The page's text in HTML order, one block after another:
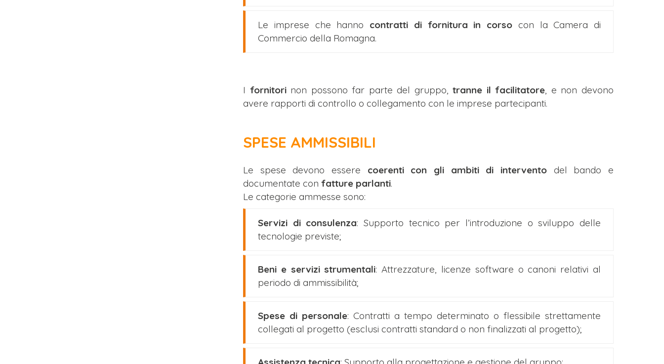
Le imprese che hanno contratti di fornitura in corso con la Camera di
Commercio della Romagna.
I fornitori non possono far parte del gruppo,tranne il facilitatore, e non devono
avere rapporti di controllo o collegamento con le imprese partecipanti.
SPESE AMMISSIBILI
Le spese devono essere coerenti con gli ambiti di intervento del bando e
documentate con fatture parlanti.
Le categorie ammesse sono:
Servizi di consulenza: Supporto tecnico per l’introduzione o sviluppo delle
tecnologie previste;
Beni e servizi strumentali: Attrezzature, licenze software o canoni relativi al
periodo di ammissibilità;
Spese di personale: Contratti a tempo determinato o flessibile strettamente
collegati al progetto (esclusi contratti standard o non finalizzati al progetto);